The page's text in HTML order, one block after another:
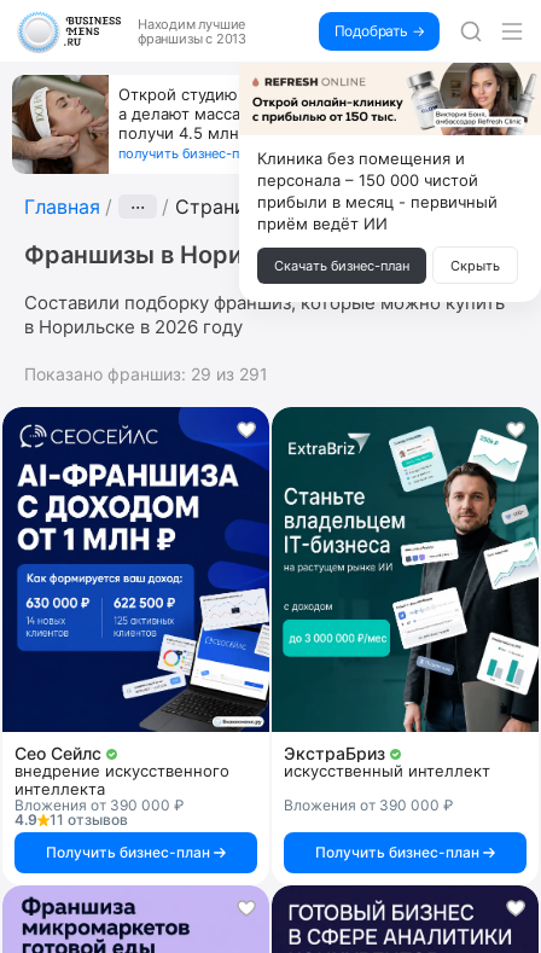
Находим лучшие
франшизы с 2013
Подобрать →
Открой студию, где не колют и не режут,
а делают массаж лица руками и в первый же год
получи 4.5 млн
получить бизнес-план ↓
Главная ··· Страница 2
Франшизы в Норильске
Составили подборку франшиз, которые можно купить
в Норильске в 2026 году
Показано франшиз: 29 из 291
Сео Сейлс
внедрение искусственного
интеллекта
Вложения от 390 000 ₽
4.9
11 отзывов
Получить бизнес-план
ЭкстраБриз
искусственный интеллект
Вложения от 390 000 ₽
Получить бизнес-план
Клиника без помещения и
персонала – 150 000 чистой
прибыли в месяц - первичный
приём ведёт ИИ
Скачать бизнес-план Скрыть